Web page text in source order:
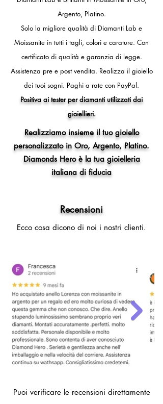
- 12 (circonferenza dito 52mm,
diametro interno anello 16,5 mm)
- 13 (circonferenza dito 53mm,
diametro interno anello 16,8 mm)
- 14 (circonferenza dito 54mm,
diametro interno anello 17,2 mm)
- 15 (circonferenza dito 55mm,
diametro interno anello 17,5 mm)
diametro interno anello 17,8 mm)
- 17 (circonferenza dito 57mm,
diametro interno anello 18,1 mm)
- 18 (circonferenza dito 58mm,
diametro interno anello 18,5 mm)
- 19 (circonferenza dito 59mm,
diametro interno anello 18,8 mm)
- 21 (circonferenza dito 61mm,
diametro interno anello 19,4 mm)
- 22 (circonferenza dito 62mm,
contatti.
Argento, Platino.
Solo la migliore qualità di Diamanti Lab e
Moissanite in tutti i tagli, colori e carature. Con
certificato di qualità e garanzia di legge.
Assistenza pre e post vendita. Realizza il gioiello
dei tuoi sogni. Paghi a rate con PayPal.
Positiva ai tester per diamanti utilizzati dai
gioiellieri.
Realizziamo insieme il tuo gioiello
personalizzato in Oro, Argento, Platino.
Diamonds Hero è la tua gioielleria
italiana di fiducia
Recensioni
Ecco cosa dicono di noi i nostri clienti.
Puoi verificare le recensioni direttamente